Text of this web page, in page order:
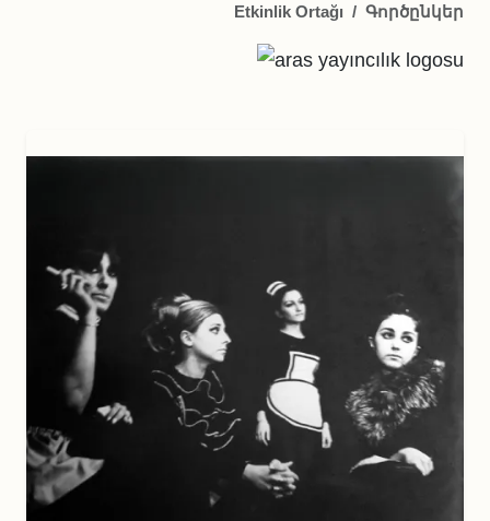
Etkinlik Ortağı / Գործընկեր